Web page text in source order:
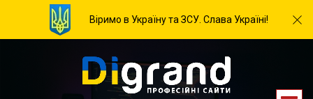
Віримо в Україну та ЗСУ. Слава Україні!